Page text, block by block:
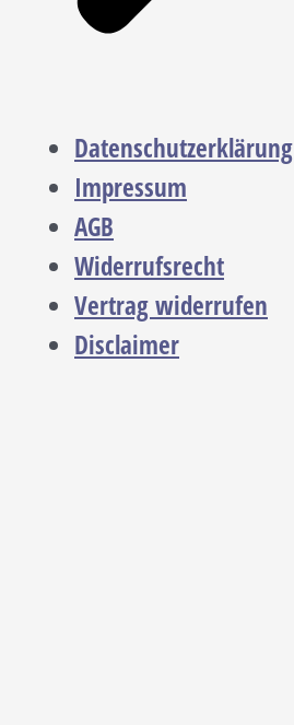
Datenschutzerklärung
Impressum
AGB
Widerrufsrecht
Vertrag widerrufen
Disclaimer